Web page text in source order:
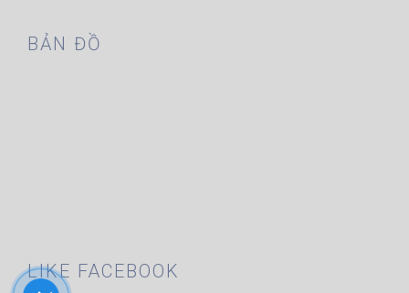
BẢN ĐỒ
LIKE FACEBOOK